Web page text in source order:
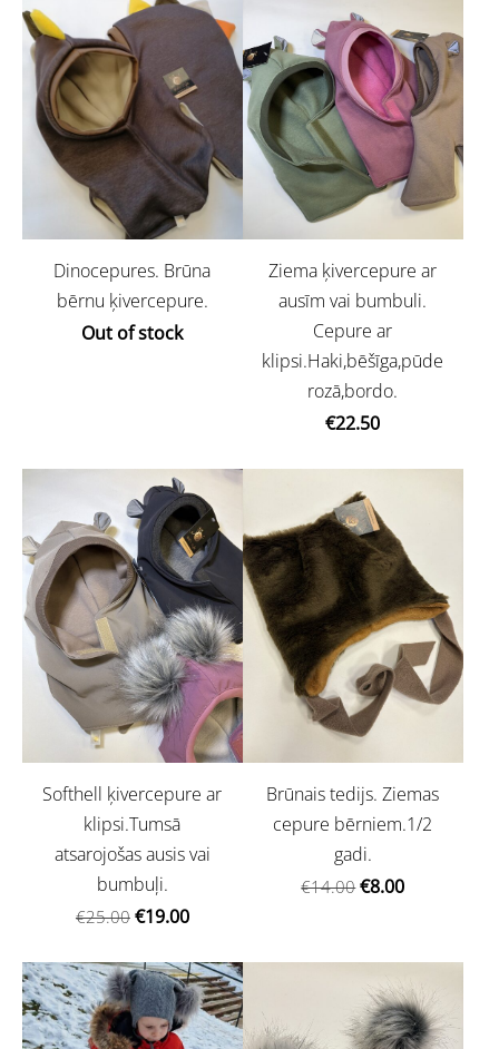
Dinocepures. Brūna
bērnu ķivercepure.
Out of stock
Ziema ķivercepure ar
ausīm vai bumbuli.
Cepure ar
klipsi.Haki,bēšīga,pūde
rozā,bordo.
€22.50
Softhell ķivercepure ar
klipsi.Tumsā
atsarojošas ausis vai
bumbuļi.
€25.00 €19.00
Brūnais tedijs. Ziemas
cepure bērniem.1/2
gadi.
€14.00 €8.00